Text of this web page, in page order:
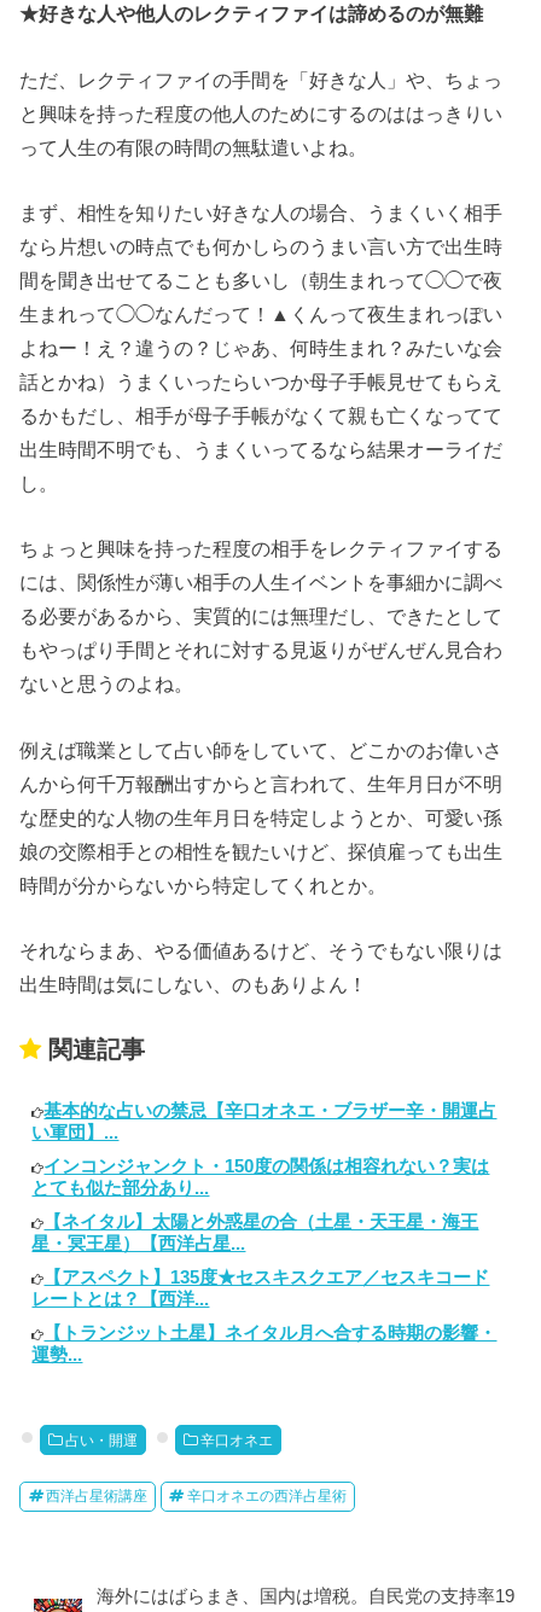
★好きな人や他人のレクティファイは諦めるのが無難
ただ、レクティファイの手間を「好きな人」や、ちょっ
と興味を持った程度の他人のためにするのははっきりい
って人生の有限の時間の無駄遣いよね。
まず、相性を知りたい好きな人の場合、うまくいく相手
なら片想いの時点でも何かしらのうまい言い方で出生時
間を聞き出せてることも多いし（朝生まれって◯◯で夜
生まれって◯◯なんだって！▲くんって夜生まれっぽい
よねー！え？違うの？じゃあ、何時生まれ？みたいな会
話とかね）うまくいったらいつか母子手帳見せてもらえ
るかもだし、相手が母子手帳がなくて親も亡くなってて
出生時間不明でも、うまくいってるなら結果オーライだ
し。
ちょっと興味を持った程度の相手をレクティファイする
には、関係性が薄い相手の人生イベントを事細かに調べ
る必要があるから、実質的には無理だし、できたとして
もやっぱり手間とそれに対する見返りがぜんぜん見合わ
ないと思うのよね。
例えば職業として占い師をしていて、どこかのお偉いさ
んから何千万報酬出すからと言われて、生年月日が不明
な歴史的な人物の生年月日を特定しようとか、可愛い孫
娘の交際相手との相性を観たいけど、探偵雇っても出生
時間が分からないから特定してくれとか。
それならまあ、やる価値あるけど、そうでもない限りは
出生時間は気にしない、のもありよん！
関連記事
基本的な占いの禁忌【辛口オネエ・ブラザー辛・開運占
い軍団】...
インコンジャンクト・150度の関係は相容れない？実は
とても似た部分あり...
【ネイタル】太陽と外惑星の合（土星・天王星・海王
星・冥王星）【西洋占星...
【アスペクト】135度★セスキスクエア／セスキコード
レートとは？【西洋...
【トランジット土星】ネイタル月へ合する時期の影響・
運勢...
占い・開運 辛口オネエ
西洋占星術講座 辛口オネエの西洋占星術
海外にはばらまき、国内は増税。自民党の支持率19